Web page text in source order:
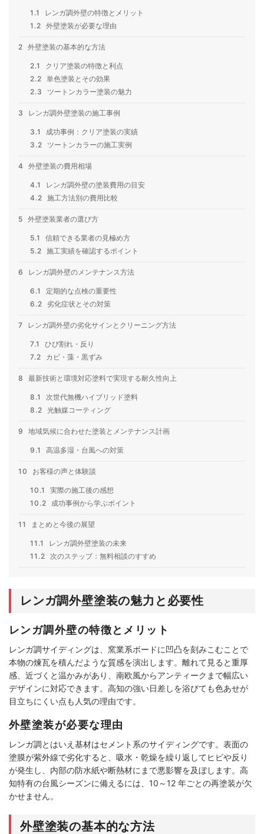
1.1
レンガ調外壁の特徴とメリット
1.2 外壁塗装が必要な理由
2 外壁塗装の基本的な方法
2.1
クリア塗装の特徴と利点
2.2 単色塗装とその効果
2.3
ツートンカラー塗装の魅力
3 レンガ調外壁塗装の施工事例
3.1
成功事例：クリア塗装の実績
3.2
ツートンカラーの施工実例
4 外壁塗装の費用相場
4.1
レンガ調外壁の塗装費用の目安
4.2 施工方法別の費用比較
5 外壁塗装業者の選び方
5.1
信頼できる業者の見極め方
5.2 施工実績を確認するポイント
6 レンガ調外壁のメンテナンス方法
6.1
定期的な点検の重要性
6.2 劣化症状とその対策
7 レンガ調外壁の劣化サインとクリーニング方法
7.1
ひび割れ・反り
7.2
カビ・藻・黒ずみ
8 最新技術と環境対応塗料で実現する耐久性向上
8.1
次世代無機ハイブリッド塗料
8.2 光触媒コーティング
9 地域気候に合わせた塗装とメンテナンス計画
9.1 高温多湿・台風への対策
10 お客様の声と体験談
10.1
実際の施工後の感想
10.2
成功事例から学ぶポイント
11 まとめと今後の展望
11.1
レンガ調外壁塗装の未来
11.2
次のステップ：無料相談のすすめ
レンガ調外壁塗装の魅力と必要性
レンガ調外壁の特徴とメリット
レンガ調サイディングは、窯業系ボードに凹凸を刻みこむことで
本物の煉瓦を積んだような質感を演出します。離れて見ると重厚
感、近づくと温かみがあり、南欧風からアンティークまで幅広い
デザインに対応できます。高知の強い日差しを浴びても色あせが
目立ちにくい点も人気の理由です。
外壁塗装が必要な理由
レンガ調とはいえ基材はセメント系のサイディングです。表面の
塗膜が紫外線で劣化すると、吸水・乾燥を繰り返してヒビや反り
が発生し、内部の防水紙や断熱材にまで悪影響を及ぼします。高
知特有の台風シーズンに備えるには、10～12 年ごとの再塗装が欠
かせません。
外壁塗装の基本的な方法